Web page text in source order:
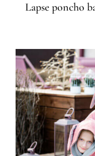
Lapse poncho
on
mitu
varianti.
Valikuid
saab
teha
tootelehel.
Liitu
Liitu
ostult -